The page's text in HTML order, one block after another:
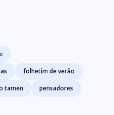
folhetim de verão
tamen
pensadores